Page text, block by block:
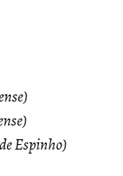
Espinho)